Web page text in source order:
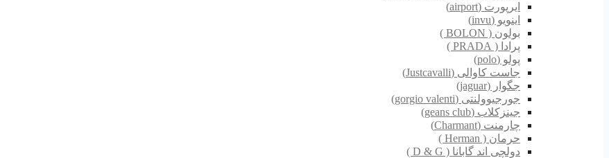
ایرپورت (airport)
اینویو (invu)
بولون ( BOLON )
پرادا ( PRADA )
پولو (polo)
جاست کاوالی (Justcavalli)
جگوار (jaguar)
جورجیوولنتی (gorgio valenti)
جینزکلاب (geans club)
چارمنت (Charmant)
حرمان ( Herman )
دولچی اند گابانا ( D & G )